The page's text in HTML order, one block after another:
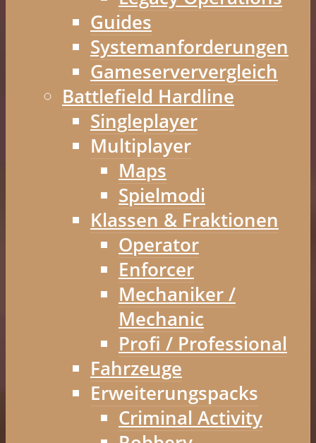
Guides
Systemanforderungen
Gameserververgleich
Battlefield Hardline
Singleplayer
Multiplayer
Maps
Spielmodi
Klassen & Fraktionen
Operator
Enforcer
Mechaniker /
Mechanic
Profi / Professional
Fahrzeuge
Erweiterungspacks
Criminal Activity